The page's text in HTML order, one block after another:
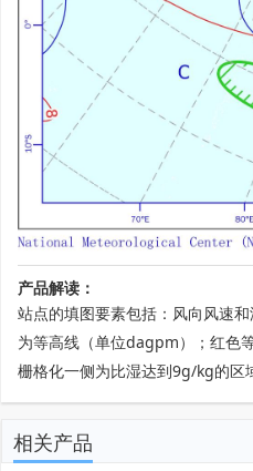
产品解读：
站点的填图要素包括：风向风速
为等高线（单位dagpm）；红色
栅格化一侧为比湿达到9g/kg的区
相关产品